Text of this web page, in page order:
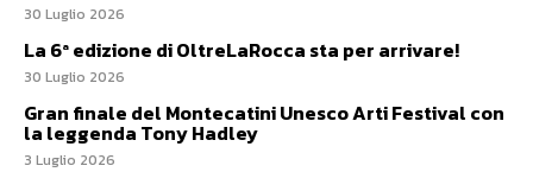
30 Luglio 2026
La 6ª edizione di OltreLaRocca sta per arrivare!
30 Luglio 2026
Gran finale del Montecatini Unesco Arti Festival con
la leggenda Tony Hadley
3 Luglio 2026